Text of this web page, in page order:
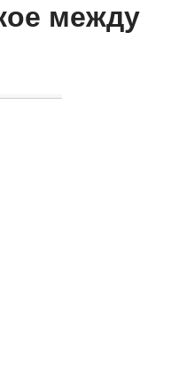
между